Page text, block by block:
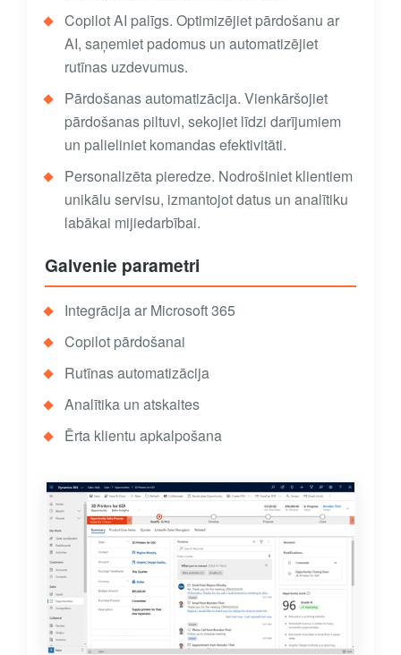
Copilot AI palīgs. Optimizējiet pārdošanu ar
AI, saņemiet padomus un automatizējiet
rutīnas uzdevumus.
Pārdošanas automatizācija. Vienkāršojiet
pārdošanas piltuvi, sekojiet līdzi darījumiem
un palieliniet komandas efektivitāti.
Personalizēta pieredze. Nodrošiniet klientiem
unikālu servisu, izmantojot datus un analītiku
labākai mijiedarbībai.
Galvenie parametri
Integrācija ar Microsoft 365
Copilot pārdošanai
Rutīnas automatizācija
Analītika un atskaites
Ērta klientu apkalpošana